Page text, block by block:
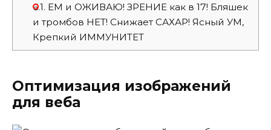
6.1. ЕМ и ОЖИВАЮ! ЗРЕНИЕ как в 17! Бляшек
и тромбов НЕТ! Снижает САХАР! Ясный УМ,
Крепкий ИММУНИТЕТ
Оптимизация изображений
для веба